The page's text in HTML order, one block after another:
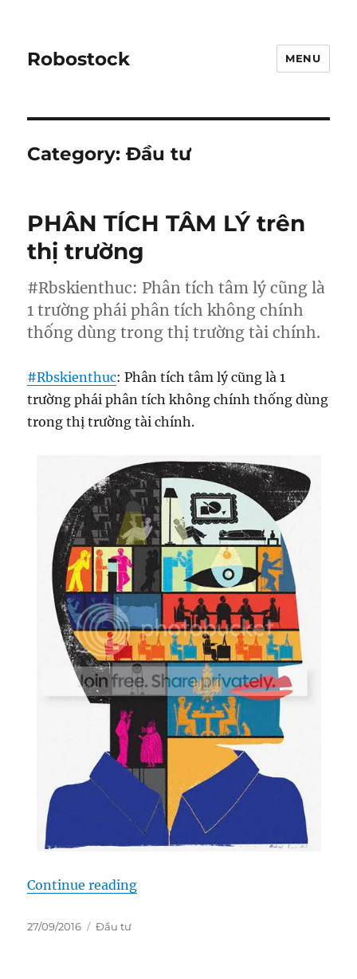
Robostock MENU
Category:Đầu tư
PHÂN TÍCH TÂM LÝ trên
thị trường
#Rbskienthuc: Phân tích tâm lý cũng là
1 trường phái phân tích không chính
thống dùng trong thị trường tài chính.
#Rbskienthuc: Phân tích tâm lý cũng là 1
trường phái phân tích không chính thống dùng
trong thị trường tài chính.
Continue reading“PHÂN TÍCH TÂM LÝ trên thị
Posted
27/09/2016 Categories
Đầu tư